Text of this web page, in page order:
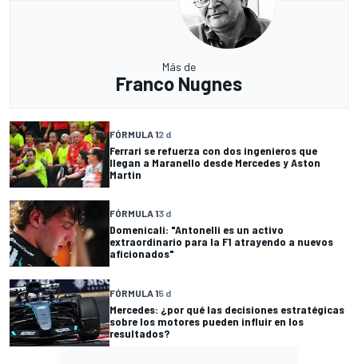
Más de
Franco Nugnes
FÓRMULA 12 d
Ferrari se refuerza con dos ingenieros que
llegan a Maranello desde Mercedes y Aston
Martin
FÓRMULA 13 d
Domenicali: "Antonelli es un activo
extraordinario para la F1 atrayendo a nuevos
aficionados"
FÓRMULA 15 d
Mercedes: ¿por qué las decisiones estratégicas
sobre los motores pueden influir en los
resultados?